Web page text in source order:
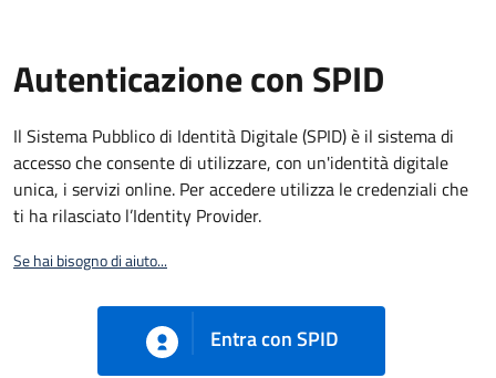
Autenticazione con SPID
Il Sistema Pubblico di Identità Digitale (SPID) è il sistema di
accesso che consente di utilizzare, con un'identità digitale
unica, i servizi online. Per accedere utilizza le credenziali che
ti ha rilasciato l’Identity Provider.
Se hai bisogno di aiuto...
Entra con SPID